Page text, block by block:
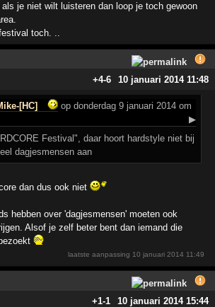
als je niet wilt luisteren dan loop je toch gewoon
toch. ..
+4-6 10 januari 2014 11:48
[HC]
op donderdag 9 januari 2014 om
▶
Festival", daar hoort hardstyle niet bij
dagjesmensen aan
dan dus ook niet
hebben over 'dagjesmensen' moeten ook
Alsof je zelf beter bent dan iemand die
laatste aanpassing 10 januari 2014 11:49
+1-1 10 januari 2014 15:44